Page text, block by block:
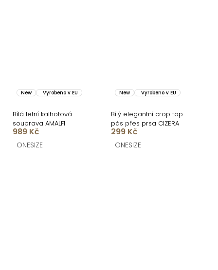
New Vyrobeno v EU
Bílá letní kalhotová
souprava AMALFI
989 Kč
ONESIZE
New Vyrobeno v EU
Bílý elegantní crop top
pás přes prsa CIZERA
299 Kč
ONESIZE